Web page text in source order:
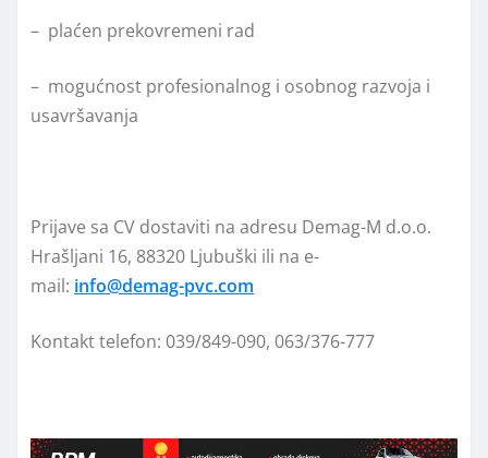
– plaćen prekovremeni rad
– mogućnost profesionalnog i osobnog razvoja i
usavršavanja
Prijave sa CV dostaviti na adresu Demag-M d.o.o.
Hrašljani 16, 88320 Ljubuški ili na e-
mail: info@demag-pvc.com
Kontakt telefon: 039/849-090, 063/376-777